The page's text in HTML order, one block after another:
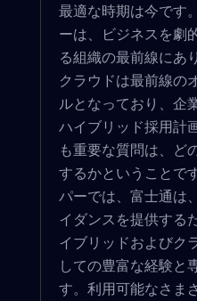
最適な時期は今です
ーは、ビジネスを劇
る組織の最前線にあ
クラウドは最前線の
ルとなっており、企
ハイブリッド採用計
も重要な質問は、ど
するかということで
パーでは、富士通は
イダンスを提供する
イブリッドおよびク
しての豊富な経験と
す。利用可能なさま